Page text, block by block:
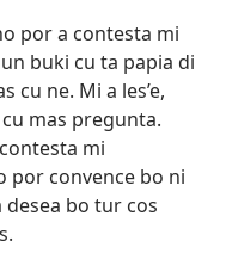
por a contesta mi
buki cu ta papia di
cu ne. Mi a les’e,
mas pregunta.
mi
por convence bo ni
bo tur cos